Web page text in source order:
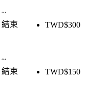
~
結束
TWD$300
~
結束
TWD$150